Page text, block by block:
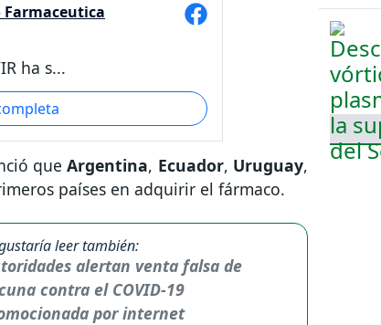
ha s...
queArgentina, Ecuador, Uruguay,
países en adquirir el fármaco.
leer también:
alertan venta falsa de
contra el COVID-19
por internet